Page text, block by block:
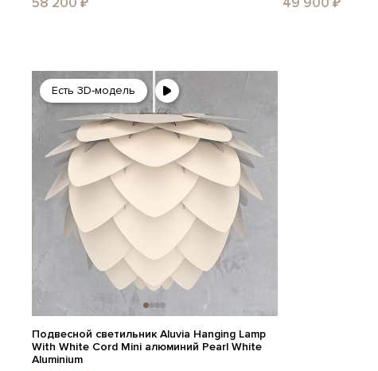
Есть 3D-модель
Подвесной светильник Aluvia Hanging Lamp
With White Cord Mini алюминий Pearl White
Aluminium